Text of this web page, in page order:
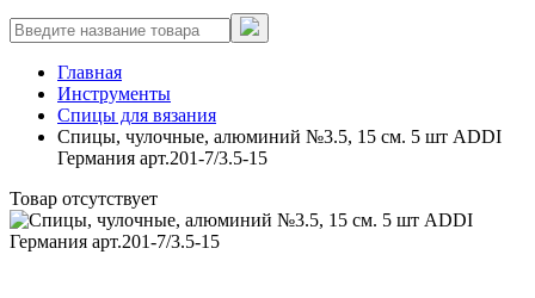
Главная
Инструменты
Спицы для вязания
Спицы, чулочные, алюминий №3.5, 15 см. 5 шт ADDI
Германия арт.201-7/3.5-15
Товар отсутствует